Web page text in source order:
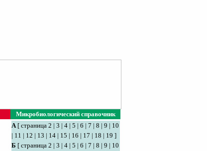
Микробиологический справочник
А[ страница 2 | 3 | 4 | 5 | 6 | 7 | 8 | 9 | 10
| 11 | 12 | 13 | 14 | 15 | 16 | 17 | 18 | 19 ]
Б [ страница 2 | 3 | 4 | 5 | 6 | 7 | 8 | 9 | 10